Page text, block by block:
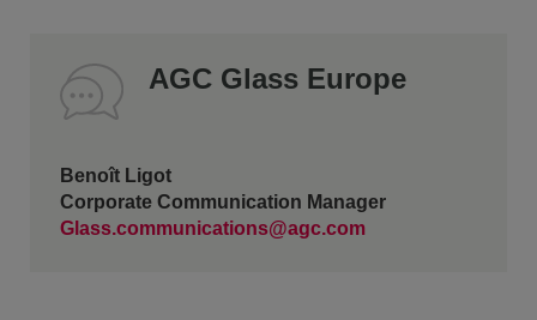
AGC Glass Europe
Benoît Ligot
Corporate Communication Manager
Glass.communications@agc.com